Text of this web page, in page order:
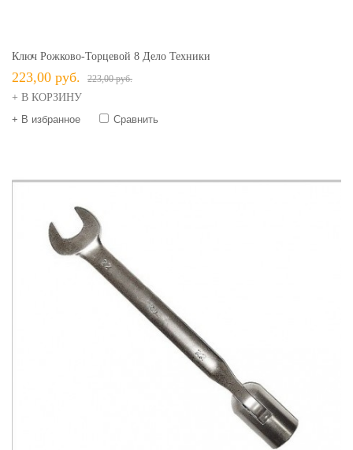
Ключ Рожково-Торцевой 8 Дело Техники
223,00 руб. 223,00 руб.
+ В КОРЗИНУ
+ В избранное
Сравнить